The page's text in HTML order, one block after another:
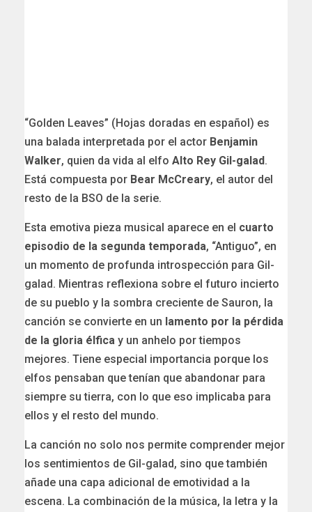
“Golden Leaves” (Hojas doradas en español) es
una balada interpretada por el actor Benjamin
Walker, quien da vida al elfo Alto Rey Gil-galad.
Está compuesta por Bear McCreary, el autor del
resto de la BSO de la serie.
Esta emotiva pieza musical aparece en el cuarto
episodio de la segunda temporada, “Antiguo”, en
un momento de profunda introspección para Gil-
galad. Mientras reflexiona sobre el futuro incierto
de su pueblo y la sombra creciente de Sauron, la
canción se convierte en un lamento por la pérdida
de la gloria élfica y un anhelo por tiempos
mejores. Tiene especial importancia porque los
elfos pensaban que tenían que abandonar para
siempre su tierra, con lo que eso implicaba para
ellos y el resto del mundo.
La canción no solo nos permite comprender mejor
los sentimientos de Gil-galad, sino que también
añade una capa adicional de emotividad a la
escena. La combinación de la música, la letra y la